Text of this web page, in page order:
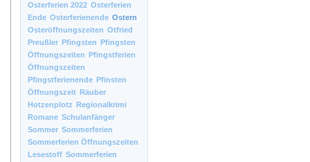
Osterferien 2022 Osterferien
Ende Osterferienende Ostern
Osteröffnungszeiten Otfried
Preußler Pfingsten Pfingsten
Öffnungszeiten Pfingstferien
Öffnungszeiten
Pfingstferienende Pfinsten
Öffnungszeit Räuber
Hotzenplotz Regionalkrimi
Romane Schulanfänger
Sommer Sommerferien
Sommerferien Öffnungszeiten
Lesestoff Sommerferien